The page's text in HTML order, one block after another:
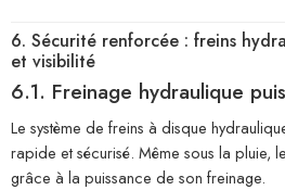
6. Sécurité renforcée : freins
et visibilité
6.1. Freinage hydraulique
Le système de freins à disque
rapide et sécurisé. Même sous la pluie,
grâce à la puissance de son freinage.